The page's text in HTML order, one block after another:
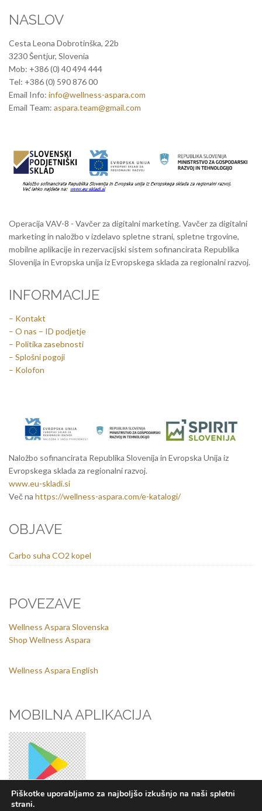
NASLOV
Cesta Leona Dobrotinška, 22b
3230 Šentjur, Slovenia
Mob: +386 (0) 40 494 444
Tel: +386 (0) 590 876 00
Email Info: info@wellness-aspara.com
Email Team: aspara.team@gmail.com
Operacija VAV-8 - Vavčer za digitalni marketing. Vavčer za digitalni
marketing in naložbo v izdelavo spletne strani, spletne trgovine,
mobilne aplikacije in rezervacijski sistem sofinancirata Republika
Slovenija in Evropska unija iz Evropskega sklada za regionalni razvoj.
INFORMACIJE
– Kontakt
– O nas – ID podjetje
– Politika zasebnosti
– Splošni pogoji
– Kolofon
Naložbo sofinancirata Republika Slovenija in Evropska Unija iz
Evropskega sklada za regionalni razvoj.
www.eu-skladi.si
Več na https://wellness-aspara.com/e-katalogi/
OBJAVE
Carbo suha CO2 kopel
POVEZAVE
Wellness Aspara Slovenska
Shop Wellness Aspara
Wellness Aspara English
MOBILNA APLIKACIJA
Piškotke uporabljamo za najboljšo izkušnjo na naši spletni
strani.